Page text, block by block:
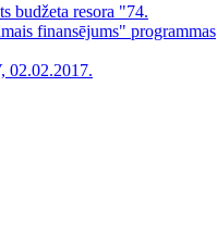
budžeta resora "74.
finansējums" programmas
02.02.2017.